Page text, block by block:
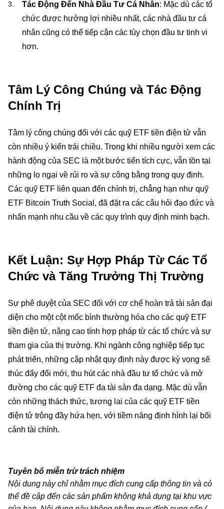
Tác Động Đến Nhà Đầu Tư Cá Nhân: Mặc dù các tổ
chức được hưởng lợi nhiều nhất, các nhà đầu tư cá
nhân cũng có thể tiếp cận các tùy chọn đầu tư tinh vi
hơn.
Tâm Lý Công Chúng và Tác Động
Chính Trị
Tâm lý công chúng đối với các quỹ ETF tiền điện tử vẫn
còn nhiều ý kiến trái chiều. Trong khi nhiều người xem các
hành động của SEC là một bước tiến tích cực, vẫn tồn tại
những lo ngại về rủi ro và sự công bằng trong quy định.
Các quỹ ETF liên quan đến chính trị, chẳng hạn như quỹ
ETF Bitcoin Truth Social, đã đặt ra các câu hỏi đạo đức và
nhấn mạnh nhu cầu về các quy trình quy định minh bạch.
Kết Luận: Sự Hợp Pháp Từ Các Tổ
Chức và Tăng Trưởng Thị Trường
Sự phê duyệt của SEC đối với cơ chế hoàn trả tài sản đại
diện cho một cột mốc bình thường hóa cho các quỹ ETF
tiền điện tử, nâng cao tính hợp pháp từ các tổ chức và sự
tham gia của thị trường. Khi ngành công nghiệp tiếp tục
phát triển, những cập nhật quy định này được kỳ vọng sẽ
thúc đẩy đổi mới, thu hút các nhà đầu tư tổ chức và mở
đường cho các quỹ ETF đa tài sản đa dạng. Mặc dù vẫn
còn những thách thức, tương lai của các quỹ ETF tiền
điện tử trông đầy hứa hẹn, với tiềm năng định hình lại bối
cảnh tài chính.
Tuyên bố miễn trừ trách nhiệm
Nội dung này chỉ nhằm mục đích cung cấp thông tin và có
thể đề cập đến các sản phẩm không khả dụng tại khu vực